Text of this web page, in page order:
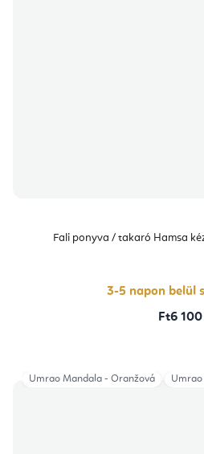
Fali ponyva / takaró Hamsa
3-5 napon belül
Ft6 100
Umrao Mandala - Oranžová